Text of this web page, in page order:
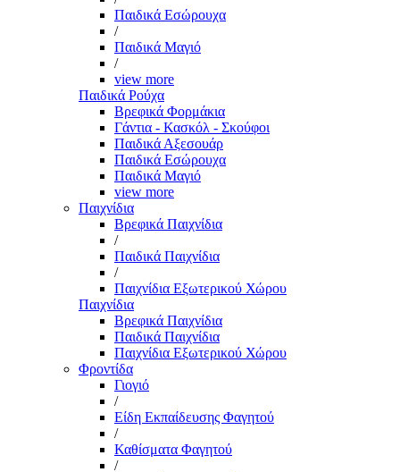
Παιδικά Εσώρουχα
/
Παιδικά Μαγιό
/
view more
Παιδικά Ρούχα
Βρεφικά Φορμάκια
Γάντια - Κασκόλ - Σκούφοι
Παιδικά Αξεσουάρ
Παιδικά Εσώρουχα
Παιδικά Μαγιό
view more
Παιχνίδια
Βρεφικά Παιχνίδια
/
Παιδικά Παιχνίδια
/
Παιχνίδια Εξωτερικού Χώρου
Παιχνίδια
Βρεφικά Παιχνίδια
Παιδικά Παιχνίδια
Παιχνίδια Εξωτερικού Χώρου
Φροντίδα
Γιογιό
/
Είδη Εκπαίδευσης Φαγητού
/
Καθίσματα Φαγητού
/